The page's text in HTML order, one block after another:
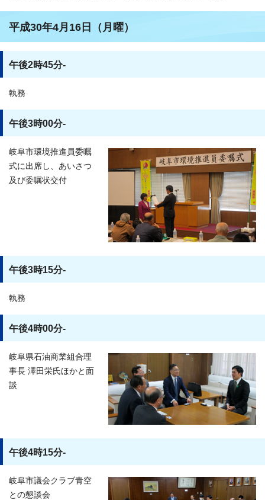
平成30年4月16日（月曜）
午後2時45分-
執務
午後3時00分-
岐阜市環境推進員委嘱
式に出席し、あいさつ
及び委嘱状交付
午後3時15分-
執務
午後4時00分-
岐阜県石油商業組合理
事長 澤田栄氏ほかと面
談
午後4時15分-
岐阜市議会クラブ青空
との懇談会